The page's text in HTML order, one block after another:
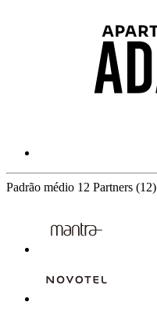
Padrão médio 12 Partners (12)